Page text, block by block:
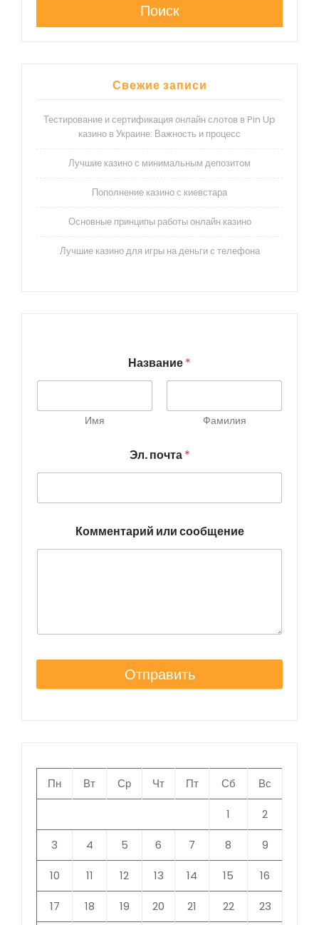
Поиск
Свежие записи
Тестирование и сертификация онлайн слотов в Pin Up
казино в Украине: Важность и процесс
Лучшие казино с минимальным депозитом
Пополнение казино с киевстара
Основные принципы работы онлайн казино
Лучшие казино для игры на деньги с телефона
Название*
Имя Фамилия
Эл. почта*
Комментарий или сообщение
Отправить
Пн Вт Ср Чт Пт Сб Вс
1 2
3 4 5 6 7 8 9
10 11 12 13 14 15 16
17 18 19 20 21 22 23